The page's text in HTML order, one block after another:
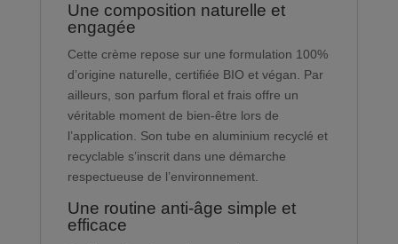
Une composition naturelle et
engagée
Cette crème repose sur une formulation 100%
d’origine naturelle, certifiée BIO et végan. Par
ailleurs, son parfum floral et frais offre un
véritable moment de bien-être lors de
l’application. Son tube en aluminium recyclé et
recyclable s’inscrit dans une démarche
respectueuse de l’environnement.
Une routine anti-âge simple et
efficace